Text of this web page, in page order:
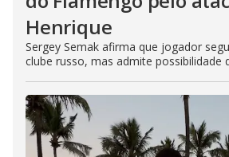
Henrique
Sergey Semak afirma que jogador
clube russo, mas admite possibilidade